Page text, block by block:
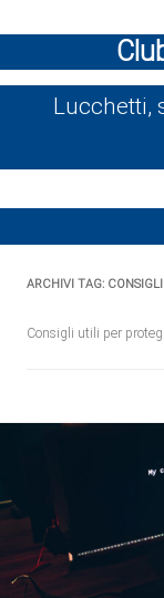
Lucchetti,
ARCHIVI TAG: CONSIGLI
Consigli utili per